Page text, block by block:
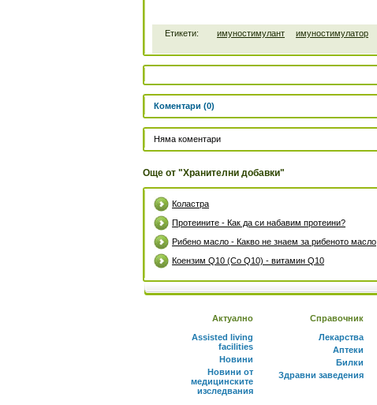
Етикети: имуностимулант имуностимулатор
Коментари (0)
Няма коментари
Още от "Хранителни добавки"
Коластра
Протеините - Как да си набавим протеини?
Рибено масло - Какво не знаем за рибеното масло
Коензим Q10 (Со Q10) - витамин Q10
Актуално
Assisted living
facilities
Новини
Новини от
медицинските
изследвания
Справочник
Лекарства
Аптеки
Билки
Здравни заведения